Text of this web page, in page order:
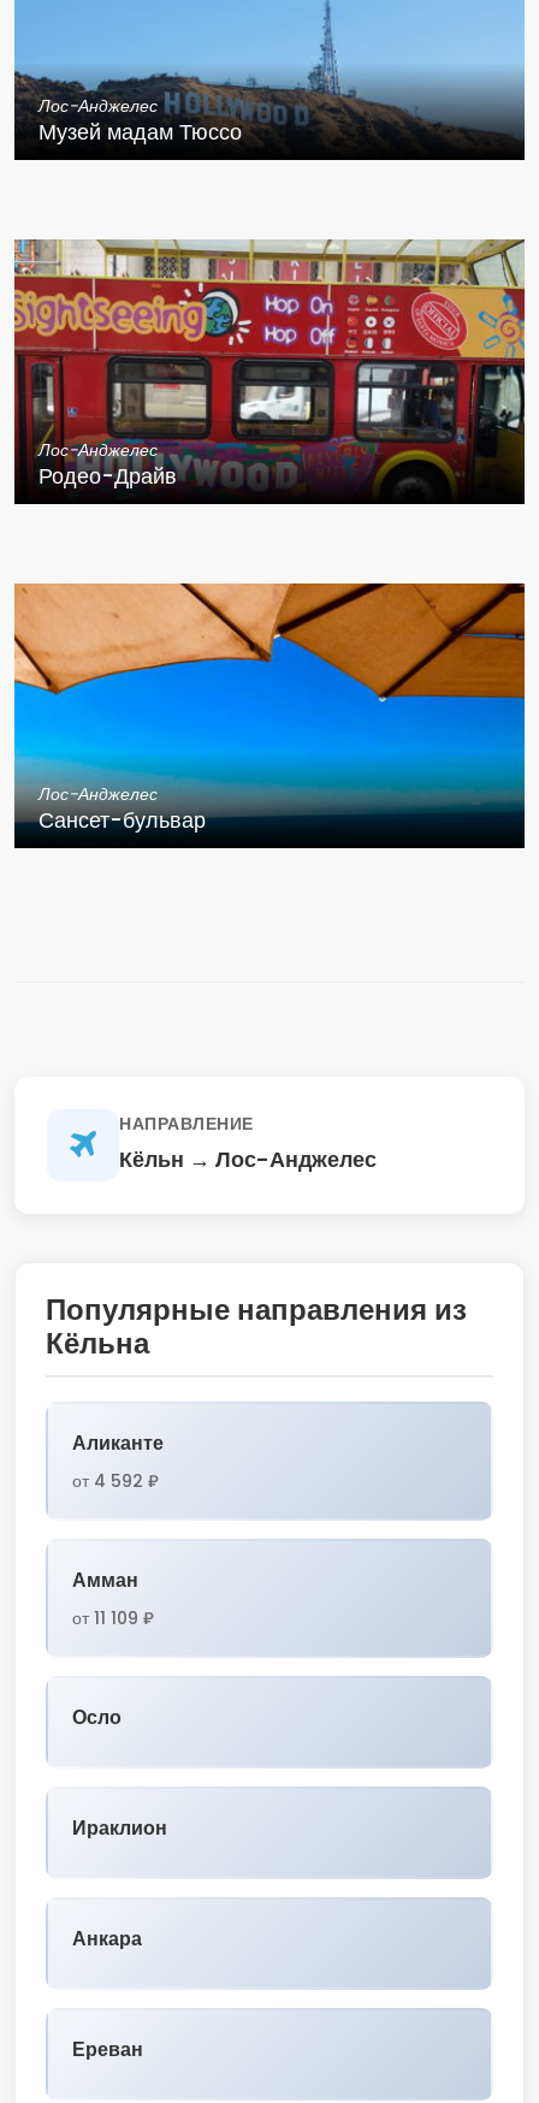
Лос-Анджелес
Музей мадам Тюссо
Лос-Анджелес
Родео-Драйв
Лос-Анджелес
Сансет-бульвар
НАПРАВЛЕНИЕ
Кёльн → Лос-Анджелес
Популярные направления из
Кёльна
Аликанте
от 4 592 ₽
Амман
от 11 109 ₽
Осло
Ираклион
Анкара
Ереван